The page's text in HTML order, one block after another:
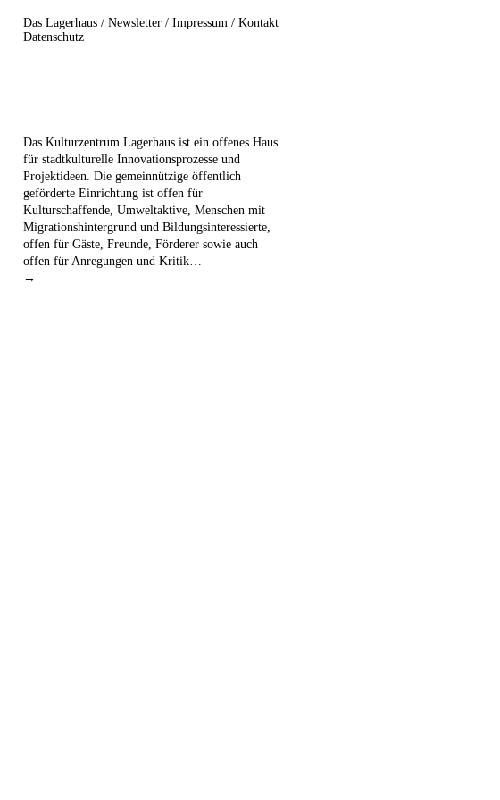
Das Lagerhaus / Newsletter / Impressum / Kontakt
Datenschutz
Das Kulturzentrum Lagerhaus ist ein offenes Haus
für stadtkulturelle Innovationsprozesse und
Projektideen. Die gemeinnützige öffentlich
geförderte Einrichtung ist offen für
Kulturschaffende, Umweltaktive, Menschen mit
Migrationshintergrund und Bildungsinteressierte,
offen für Gäste, Freunde, Förderer sowie auch
offen für Anregungen und Kritik…
→